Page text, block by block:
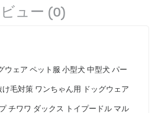
ュー (0)
ウェア ペット服 小型犬 中型犬 パー
毛対策 ワンちゃん用 ドッグウェア
チワワ ダックス トイプードル マル